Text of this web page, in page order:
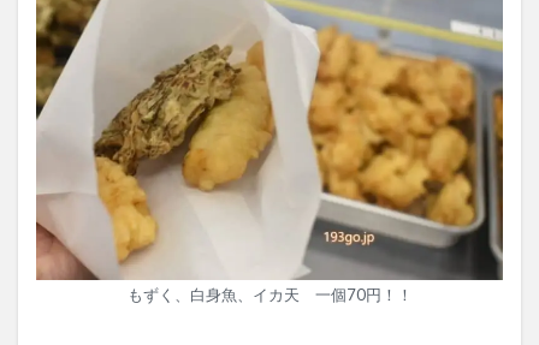
もずく、白身魚、イカ天 一個70円！！